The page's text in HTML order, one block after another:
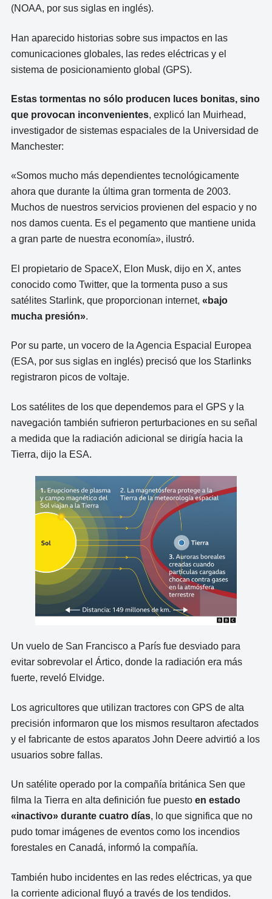
(NOAA, por sus siglas en inglés).
Han aparecido historias sobre sus impactos en las
comunicaciones globales, las redes eléctricas y el
sistema de posicionamiento global (GPS).
Estas tormentas no sólo producen luces bonitas, sino
que provocan inconvenientes, explicó Ian Muirhead,
investigador de sistemas espaciales de la Universidad de
Manchester:
«Somos mucho más dependientes tecnológicamente
ahora que durante la última gran tormenta de 2003.
Muchos de nuestros servicios provienen del espacio y no
nos damos cuenta. Es el pegamento que mantiene unida
a gran parte de nuestra economía», ilustró.
El propietario de SpaceX, Elon Musk, dijo en X, antes
conocido como Twitter, que la tormenta puso a sus
satélites Starlink, que proporcionan internet, «bajo
mucha presión».
Por su parte, un vocero de la Agencia Espacial Europea
(ESA, por sus siglas en inglés) precisó que los Starlinks
registraron picos de voltaje.
Los satélites de los que dependemos para el GPS y la
navegación también sufrieron perturbaciones en su señal
a medida que la radiación adicional se dirigía hacia la
Tierra, dijo la ESA.
Un vuelo de San Francisco a París fue desviado para
evitar sobrevolar el Ártico, donde la radiación era más
fuerte, reveló Elvidge.
Los agricultores que utilizan tractores con GPS de alta
precisión informaron que los mismos resultaron afectados
y el fabricante de estos aparatos John Deere advirtió a los
usuarios sobre fallas.
Un satélite operado por la compañía británica Sen que
filma la Tierra en alta definición fue puestoen estado
«inactivo» durante cuatro días, lo que significa que no
pudo tomar imágenes de eventos como los incendios
forestales en Canadá, informó la compañía.
También hubo incidentes en las redes eléctricas, ya que
la corriente adicional fluyó a través de los tendidos.